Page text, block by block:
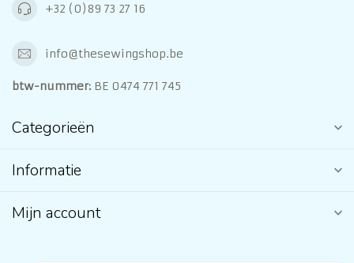
+32 (0)89 73 27 16
info@thesewingshop.be
btw-nummer: BE 0474 771 745
Categorieën
Informatie
Mijn account